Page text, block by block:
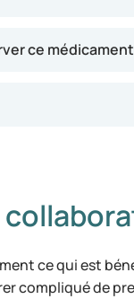
ce
ce qui est
compliqué de